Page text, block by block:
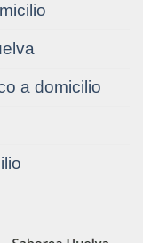
a domicilio